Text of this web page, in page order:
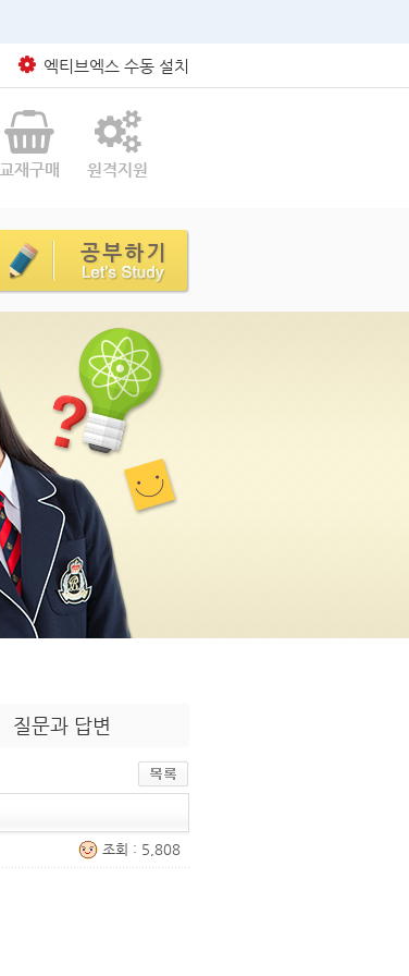
엑티브엑스 수동 설치
교재구매 원격지원
질문과 답변
조회 : 5,808